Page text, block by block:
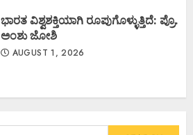
ಭಾರತ ವಿಶ್ವಶಕ್ತಿಯಾಗಿ ರೂಪುಗೊಳ್ಳುತ್ತಿದೆ: ಪ್ರೊ.
ಅಂಶು ಜೋಶಿ
AUGUST 1, 2026